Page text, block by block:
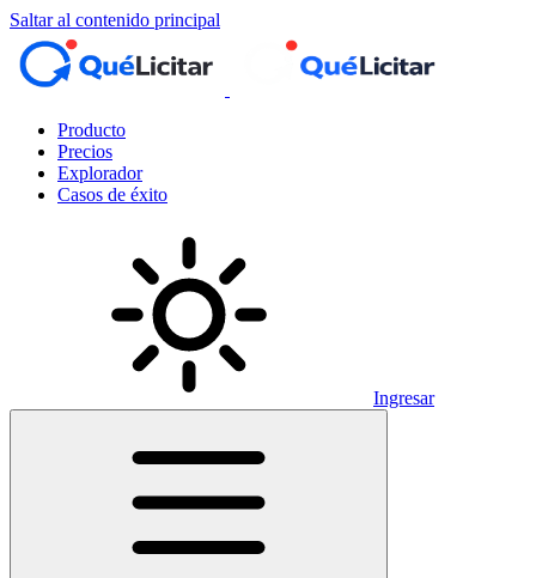
Saltar al contenido principal
Producto
Precios
Explorador
Casos de éxito
Ingresar